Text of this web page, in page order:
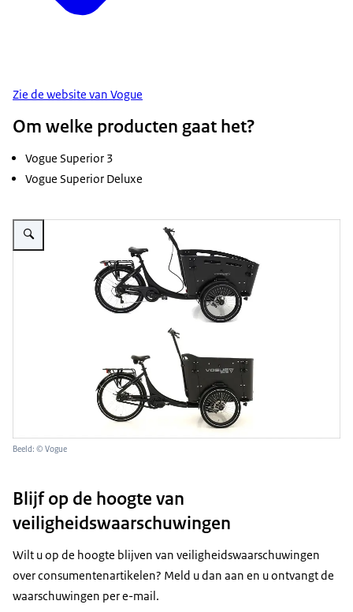
Zie de website van Vogue
Om welke producten gaat het?
Vogue Superior 3
Vogue Superior Deluxe
Vergroot afbeelding Elektrische bakfietsen Vogue Superior 3 en Superior
Beeld: © Vogue
Blijf op de hoogte van
veiligheidswaarschuwingen
Wilt u op de hoogte blijven van veiligheidswaarschuwingen
over consumentenartikelen? Meld u dan aan en u ontvangt de
waarschuwingen per e-mail.